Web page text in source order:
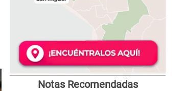
Notas Recomendadas